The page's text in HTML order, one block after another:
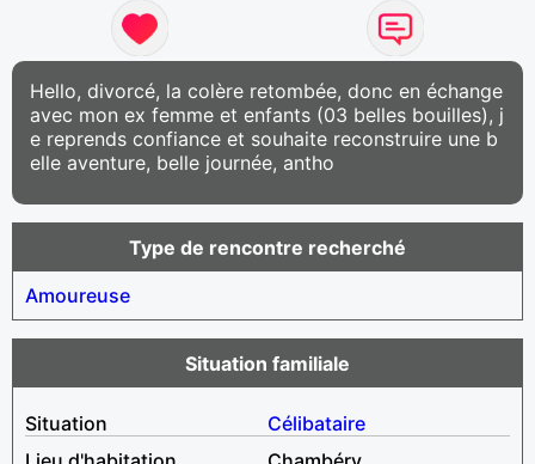
Hello, divorcé, la colère retombée, donc en échange
avec mon ex femme et enfants (03 belles bouilles), j
e reprends confiance et souhaite reconstruire une b
elle aventure, belle journée, antho
Type de rencontre recherché
Amoureuse
Situation familiale
Situation
Célibataire